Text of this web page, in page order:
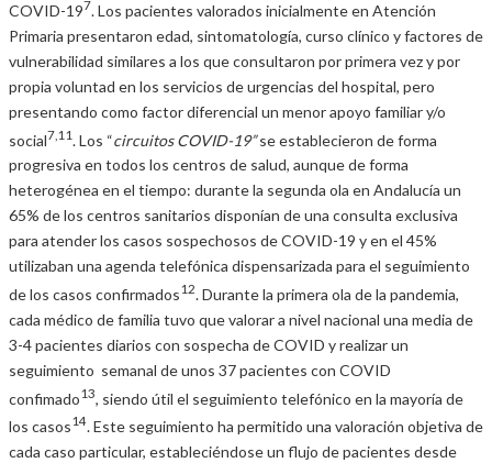
COVID-197. Los pacientes valorados inicialmente en Atención
Primaria presentaron edad, sintomatología, curso clínico y factores de
vulnerabilidad similares a los que consultaron por primera vez y por
propia voluntad en los servicios de urgencias del hospital, pero
presentando como factor diferencial un menor apoyo familiar y/o
social7,11 . Los “circuitos COVID-19”se establecieron de forma
progresiva en todos los centros de salud, aunque de forma
heterogénea en el tiempo: durante la segunda ola en Andalucía un
65% de los centros sanitarios disponían de una consulta exclusiva
para atender los casos sospechosos de COVID-19 y en el 45%
utilizaban una agenda telefónica dispensarizada para el seguimiento
de los casos confirmados12. Durante la primera ola de la pandemia,
cada médico de familia tuvo que valorar a nivel nacional una media de
3-4 pacientes diarios con sospecha de COVID y realizar un
seguimiento semanal de unos 37 pacientes con COVID
confimado13, siendo útil el seguimiento telefónico en la mayoría de
los casos14. Este seguimiento ha permitido una valoración objetiva de
cada caso particular, estableciéndose un flujo de pacientes desde